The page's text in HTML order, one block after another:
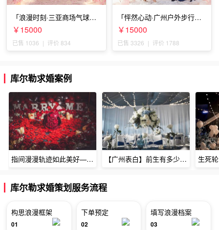
「浪漫时刻·三亚商场气球雨
惊喜求婚」
￥15000
已售 1036 | 评价 834
「怦然心动·广州户外步行街
求婚」
￥15000
已售 3326 | 评价 1788
库尔勒求婚案例
指间漫漫轨迹如此美好——深圳烈焰玫瑰生日惊喜 【广州表白】前生有多少未尽的缘7张
库尔勒求婚策划服务流程
构思浪漫框架
01
下单预定
02
填写浪漫档案
03